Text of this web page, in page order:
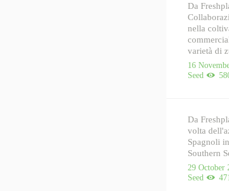
Da
nella
varietà di
16
Seed
Da
volta
Spagnoli
Southern
29 October
Seed